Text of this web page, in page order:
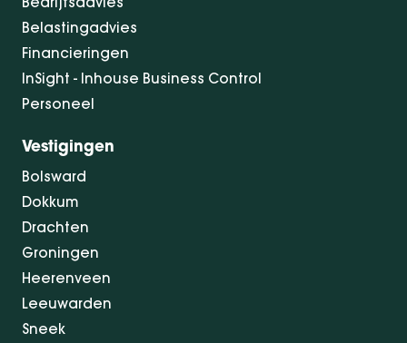
Belastingadvies
Financieringen
InSight - Inhouse Business Control
Personeel
Vestigingen
Bolsward
Dokkum
Drachten
Groningen
Heerenveen
Leeuwarden
Sneek